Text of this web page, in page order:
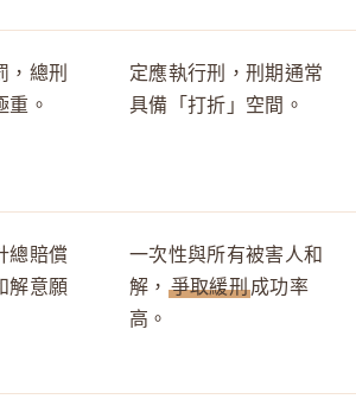
，總刑
重。
定應執行刑，刑期通常
具備「打折」空間。
總賠償
解意願
一次性與所有被害人和
解， 爭取緩刑成功率
高。